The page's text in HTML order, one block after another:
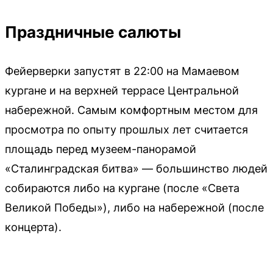
Праздничные салюты
Фейерверки запустят в 22:00 на Мамаевом
кургане и на верхней террасе Центральной
набережной. Самым комфортным местом для
просмотра по опыту прошлых лет считается
площадь перед музеем-панорамой
«Сталинградская битва» — большинство людей
собираются либо на кургане (после «Света
Великой Победы»), либо на набережной (после
концерта).